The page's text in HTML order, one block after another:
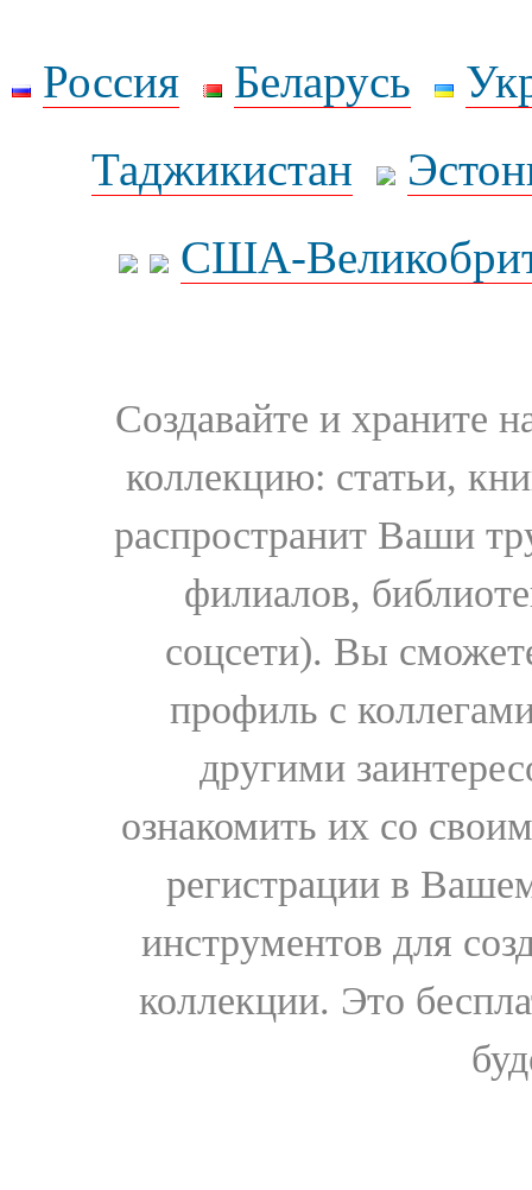
Россия Беларусь
Таджикистан
США-
Создавайте и храните
коллекцию: статьи,
распространит Ваши
филиалов,
соцсети). Вы
профиль с
другими
ознакомить их со
регистрации в
инструментов для
коллекции. Это